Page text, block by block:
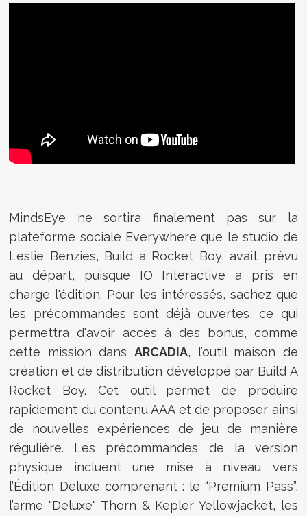
MindsEye ne sortira finalement pas sur la
plateforme sociale Everywhere que le studio de
Leslie Benzies, Build a Rocket Boy, avait prévu
au départ, puisque IO Interactive a pris en
charge l'édition. Pour les intéressés, sachez que
les précommandes sont déjà ouvertes, ce qui
permettra d'avoir accès à des bonus, comme
cette missiondansARCADIA, l’outil maison de
création et de distribution développé par Build A
Rocket Boy. Cet outil permet de produire
rapidement du contenu AAA et de proposer ainsi
de nouvelles expériences de jeu de manière
régulière. Les précommandes de la version
physique incluent une mise à niveau vers
l’Édition Deluxe comprenant : le “Premium Pass”,
l’arme "Deluxe" Thorn & Kepler Yellowjacket, les